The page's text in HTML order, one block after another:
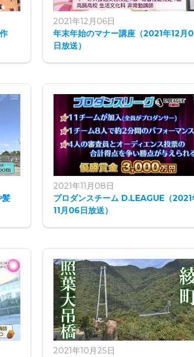
2021年12月06日
年末年始のマナー講座（2021年12月
日放送）
髪
2021年11月08日
プロダンスチーム D.LEAGUE（2021
11月06日放送）
2021年10月25日